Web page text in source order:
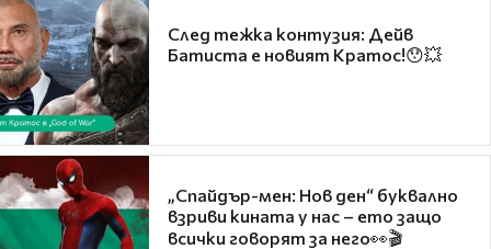
След тежка контузия: Дейв
Батиста е новият Кратос!😯💥
„Спайдър-мен: Нов ден“ буквално
взриви кината у нас – ето защо
всички говорят за него👀🎬